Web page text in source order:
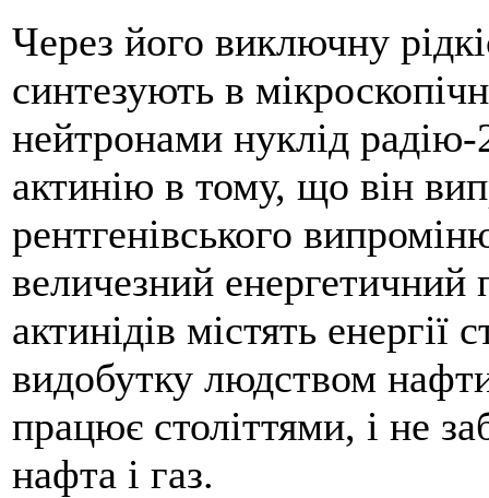
Через його виключну
синтезують в
нейтронами нуклід радію-
актинію в тому, що він
рентгенівського
величезний енергетичний
актинідів містять енергії
видобутку людством
працює століттями, і не
нафта і газ.